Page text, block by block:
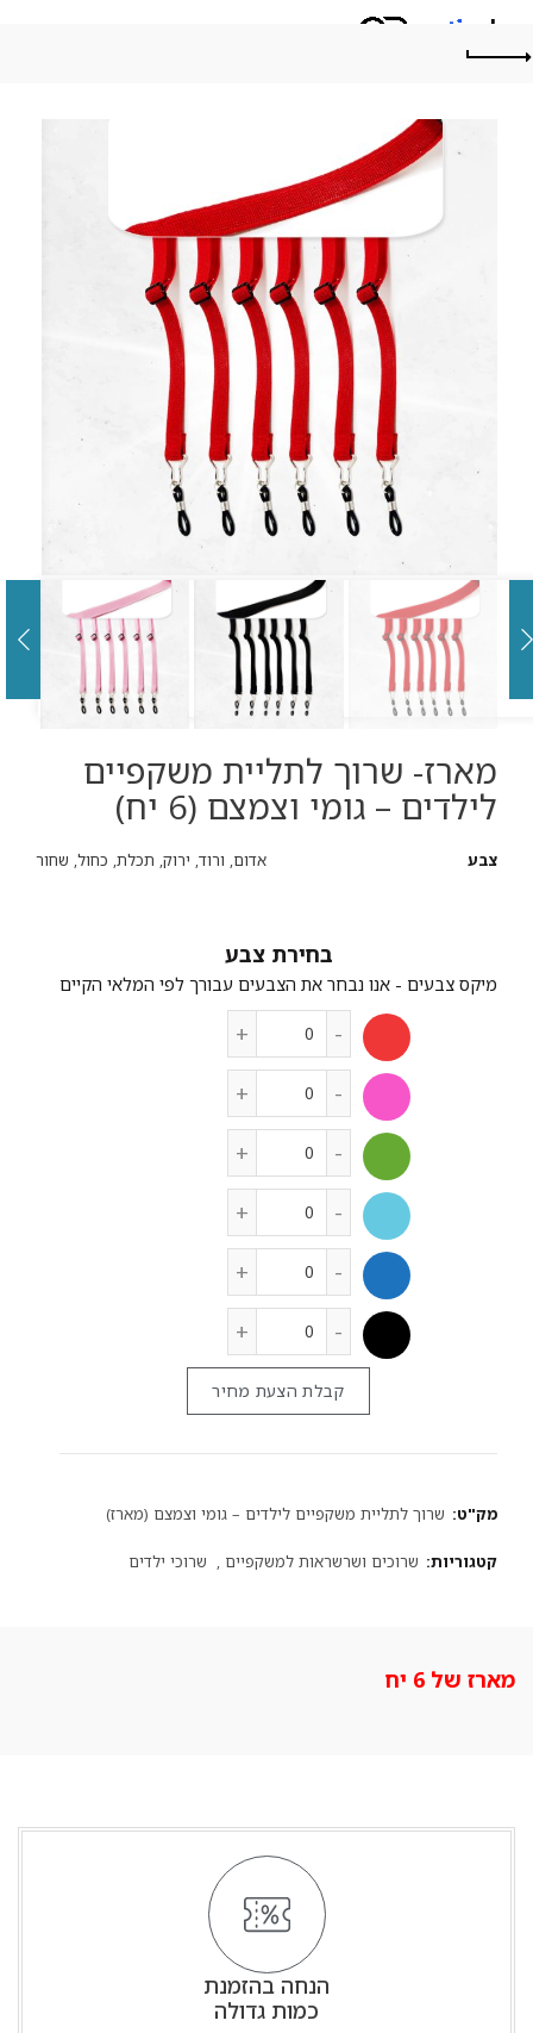
מארז- שרוך לתליית משקפיים
לילדים – גומי וצמצם (6 יח)
צבע אדום, ורוד, ירוק, תכלת, כחול, שחור
צבע
קבלת הצעת מחיר
מק"ט: שרוך לתליית משקפיים לילדים – גומי וצמצם (מארז)
קטגוריות: שרוכים ושרשראות למשקפיים , שרוכי ילדים
מארז של 6 יח
הנחה בהזמנת
כמות גדולה